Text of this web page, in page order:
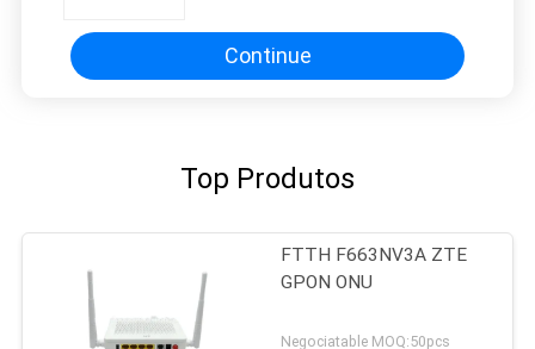
Continue
Top Produtos
FTTH F663NV3A ZTE
GPON ONU
Negociatable MOQ:50pcs